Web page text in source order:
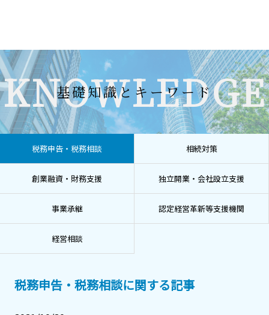
KNOWLEDGE
基礎知識とキーワード
税務申告・税務相談 相続対策
創業融資・財務支援 独立開業・会社設立支援
事業承継 認定経営革新等支援機関
経営相談
税務申告・税務相談に関する記事